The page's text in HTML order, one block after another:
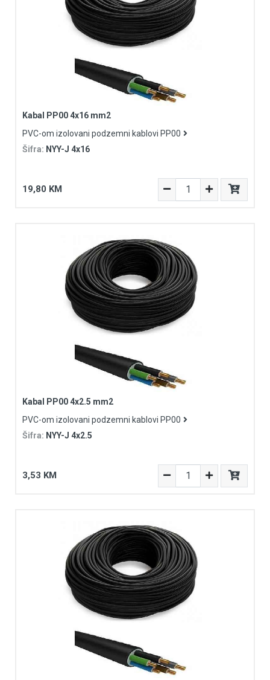
Kabal PP00 4x16 mm2
PVC-om izolovani podzemni kablovi PP00
Šifra: NYY-J 4x16
19,80 KM
Kabal PP00 4x2.5 mm2
PVC-om izolovani podzemni kablovi PP00
Šifra: NYY-J 4x2.5
3,53 KM